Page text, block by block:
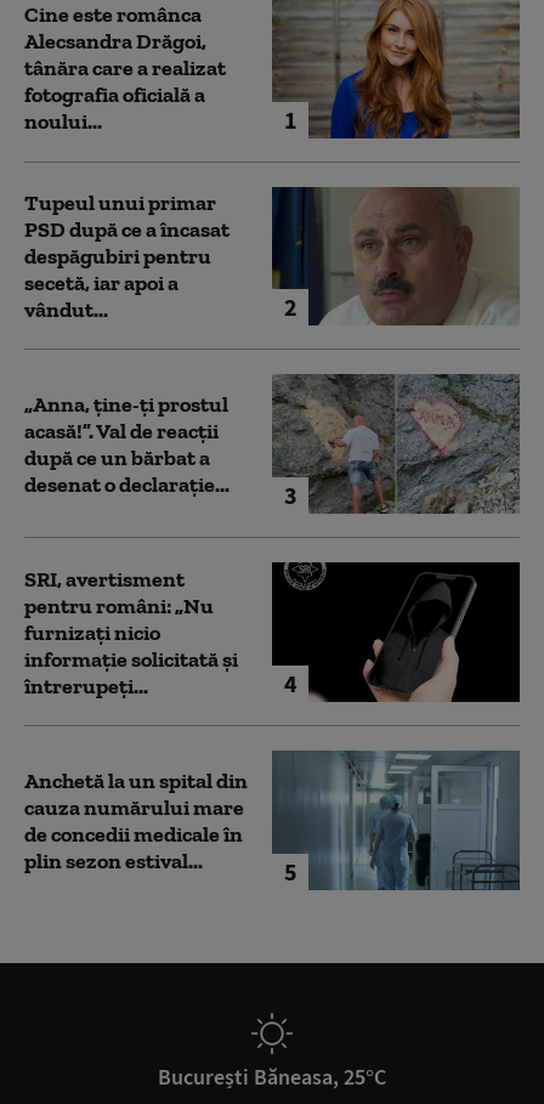
1
Cine este românca
Alecsandra Drăgoi,
tânăra care a realizat
fotografia oficială a
noului...
2
Tupeul unui primar
PSD după ce a încasat
despăgubiri pentru
secetă, iar apoi a
vândut...
3
„Anna, ţine-ţi prostul
acasă!”. Val de reacții
după ce un bărbat a
desenat o declarație...
4
SRI, avertisment
pentru români: „Nu
furnizați nicio
informație solicitată și
întrerupeți...
5
Anchetă la un spital din
cauza numărului mare
de concedii medicale în
plin sezon estival...
București Băneasa, 25°C